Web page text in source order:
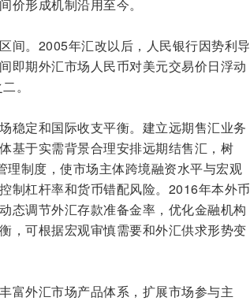
形成机制沿用至今。
间。2005年汇改以后，人民银行因势利导
即期外汇市场人民币对美元交易价日浮动
。
稳定和国际收支平衡。建立远期售汇业务
基于实需背景合理安排远期结售汇，树
理制度，使市场主体跨境融资水平与宏观
制杠杆率和货币错配风险。2016年本外币
态调节外汇存款准备金率，优化金融机构
，可根据宏观审慎需要和外汇供求形势变
富外汇市场产品体系，扩展市场参与主